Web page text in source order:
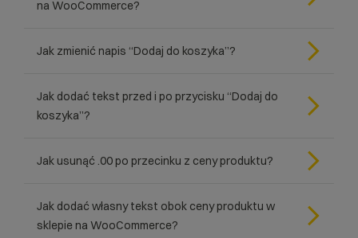
na WooCommerce?
Jak zmienić napis “Dodaj do koszyka”?
Jak dodać tekst przed i po przycisku “Dodaj do
koszyka”?
Jak usunąć .00 po przecinku z ceny produktu?
Jak dodać własny tekst obok ceny produktu w
sklepie na WooCommerce?